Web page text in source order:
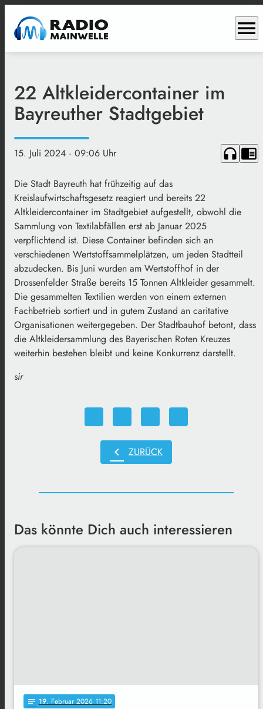
menu
22 Altkleidercontainer im
Bayreuther Stadtgebiet
15. Juli 2024 · 09:06 Uhr headphones chrome_reader_mode
Die Stadt Bayreuth hat frühzeitig auf das
Kreislaufwirtschaftsgesetz reagiert und bereits 22
Altkleidercontainer im Stadtgebiet aufgestellt, obwohl die
Sammlung von Textilabfällen erst ab Januar 2025
verpflichtend ist. Diese Container befinden sich an
verschiedenen Wertstoffsammelplätzen, um jeden Stadtteil
abzudecken. Bis Juni wurden am Wertstoffhof in der
Drossenfelder Straße bereits 15 Tonnen Altkleider gesammelt.
Die gesammelten Textilien werden von einem externen
Fachbetrieb sortiert und in gutem Zustand an caritative
Organisationen weitergegeben. Der Stadtbauhof betont, dass
die Altkleidersammlung des Bayerischen Roten Kreuzes
weiterhin bestehen bleibt und keine Konkurrenz darstellt.
sir
chevron_left ZURÜCK
Das könnte Dich auch interessieren
notes 19. Februar 2026 11:20